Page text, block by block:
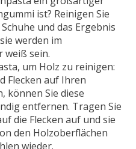
ist? Reinigen Sie
und das Ergebnis
werden im
weiß sein.
um Holz zu reinigen:
Flecken auf Ihren
können Sie diese
entfernen. Tragen Sie
die Flecken auf und sie
den Holzoberflächen
wieder.